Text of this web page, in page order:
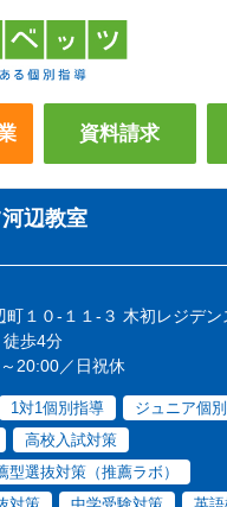
資料請求
河辺教室
町１０-１１-３ 木初レジデン
歩4分
20:00／日祝休
1対1個別指導
ジュニア個
高校入試対策
型選抜対策（推薦ラボ）